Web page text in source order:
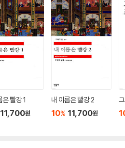
은 빨강 1
11,700원
내 이름은 빨강 2
10% 11,700원